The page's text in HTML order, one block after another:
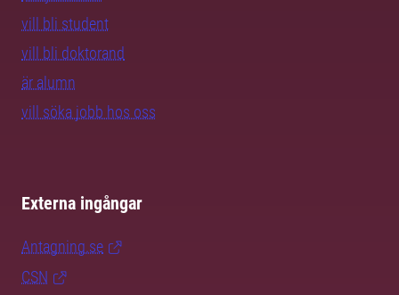
vill bli student
vill bli doktorand
är alumn
vill söka jobb hos oss
Externa ingångar
Antagning.se
CSN